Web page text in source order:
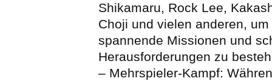
Shikamaru, Rock Lee,
Choji und vielen anderen,
spannende Missionen und
Herausforderungen zu
– Mehrspieler-Kampf: